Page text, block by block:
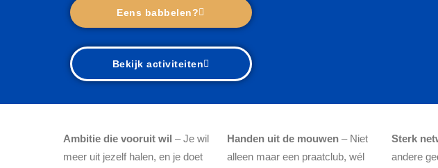
Eens babbelen?
Bekijk activiteiten
Ambitie die vooruit wil – Je wil
meer uit jezelf halen, en je doet
Handen uit de mouwen – Niet
alleen maar een praatclub, wél
Sterk
andere